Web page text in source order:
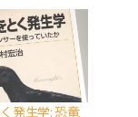
発生学: 恐竜